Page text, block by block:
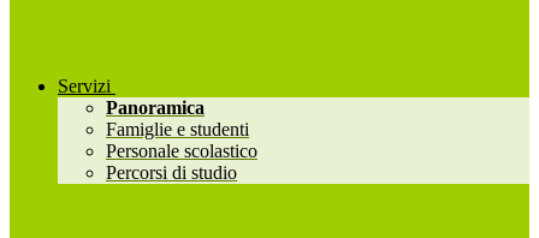
Servizi
Panoramica
Famiglie e studenti
Personale scolastico
Percorsi di studio